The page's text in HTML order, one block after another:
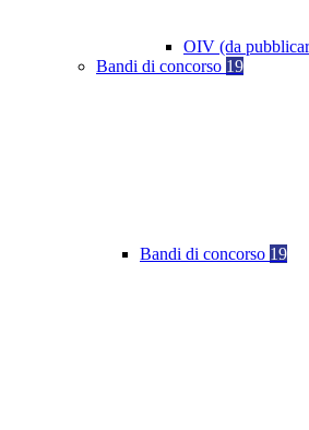
OIV (da
Bandi di concorso 19
Bandi di concorso 19